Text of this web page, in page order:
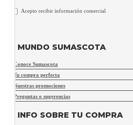
Acepto recibir información comercial
MUNDO SUMASCOTA
Conoce Sumascota
Tu compra perfecta
Nuestras promociones
Preguntas o sugerencias
INFO SOBRE TU COMPRA